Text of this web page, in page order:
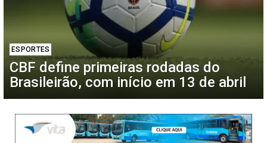
ESPORTES
CBF define primeiras rodadas do
Brasileirão, com início em 13 de abril